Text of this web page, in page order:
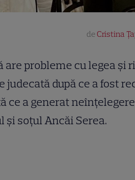
de Cristina
are probleme cu legea și
judecată după ce a fost
ce a generat
și soțul Ancăi Serea.